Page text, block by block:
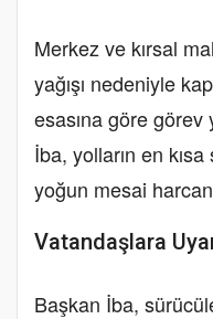
Merkez ve kırsal
yağışı nedeniyle
esasına göre görev
İba, yolların en
yoğun mesai
Vatandaşlara
Başkan İba,